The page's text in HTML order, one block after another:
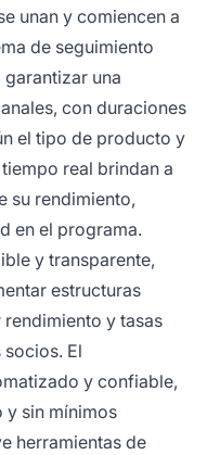
unan y comiencen a
de seguimiento
una
con duraciones
el tipo de producto y
real brindan a
su rendimiento,
en el programa.
y transparente,
estructuras
y tasas
El
y confiable,
sin mínimos
herramientas de